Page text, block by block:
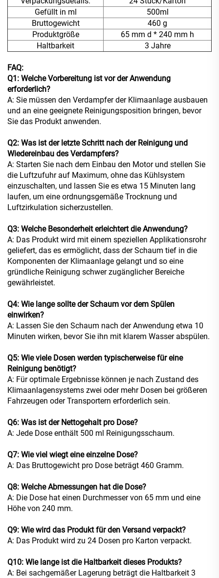
Gefüllt in ml
500ml
Bruttogewicht
460 g
Produktgröße
65 mm d * 240 mm h
Haltbarkeit
3 Jahre
FAQ:
Q1: Welche Vorbereitung ist vor der Anwendung
erforderlich?
A: Sie müssen den Verdampfer der Klimaanlage ausbauen
und an eine geeignete Reinigungsposition bringen, bevor
Sie das Produkt anwenden.
Q2: Was ist der letzte Schritt nach der Reinigung und
Wiedereinbau des Verdampfers?
A: Starten Sie nach dem Einbau den Motor und stellen Sie
die Luftzufuhr auf Maximum, ohne das Kühlsystem
einzuschalten, und lassen Sie es etwa 15 Minuten lang
laufen, um eine ordnungsgemäße Trocknung und
Luftzirkulation sicherzustellen.
Q3: Welche Besonderheit erleichtert die Anwendung?
A: Das Produkt wird mit einem speziellen Applikationsrohr
geliefert, das es ermöglicht, dass der Schaum tief in die
Komponenten der Klimaanlage gelangt und so eine
gründliche Reinigung schwer zugänglicher Bereiche
gewährleistet.
Q4: Wie lange sollte der Schaum vor dem Spülen
einwirken?
A: Lassen Sie den Schaum nach der Anwendung etwa 10
Minuten wirken, bevor Sie ihn mit klarem Wasser abspülen.
Q5: Wie viele Dosen werden typischerweise für eine
Reinigung benötigt?
A: Für optimale Ergebnisse können je nach Zustand des
Klimaanlagensystems zwei oder mehr Dosen bei größeren
Fahrzeugen oder Transportern erforderlich sein.
Q6: Was ist der Nettogehalt pro Dose?
A: Jede Dose enthält 500 ml Reinigungsschaum.
Q7: Wie viel wiegt eine einzelne Dose?
A: Das Bruttogewicht pro Dose beträgt 460 Gramm.
Q8: Welche Abmessungen hat die Dose?
A: Die Dose hat einen Durchmesser von 65 mm und eine
Höhe von 240 mm.
Q9: Wie wird das Produkt für den Versand verpackt?
A: Das Produkt wird zu 24 Dosen pro Karton verpackt.
Q10: Wie lange ist die Haltbarkeit dieses Produkts?
A: Bei sachgemäßer Lagerung beträgt die Haltbarkeit 3